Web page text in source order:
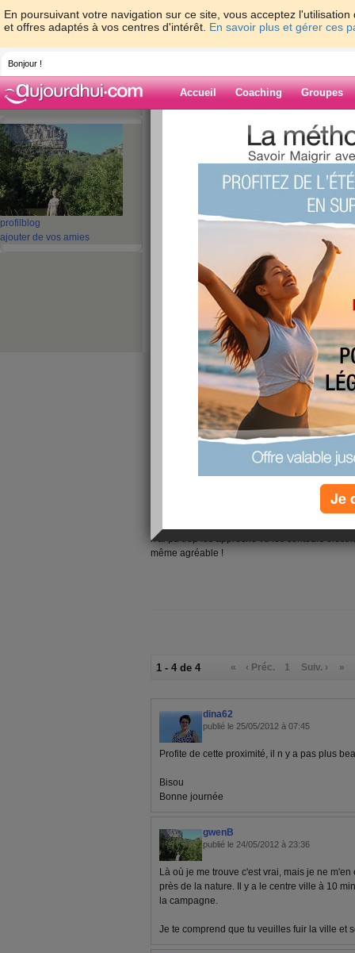
En poursuivant votre navigation sur ce site, vous acceptez
et offres adaptés à vos centres d'intérêt. En savoir plus et gérer ces
Bonjour !
Accueil Coaching Groupes
profil blog
ajouter de vos amies
> > De
Blog de gwenB
De surprise en
n'ai pû trop les approché vu les contours
même agréable !
1 - 4 de 4 « ‹ Préc. 1 Suiv. › »
dina62
publié le 25/05/2012 à 07:45
Profite de cette proximité, il n y a pas plus
Bisou
Bonne journée
gwenB
publié le 24/05/2012 à 23:36
Là où je me trouve c'est vrai, mais je ne
près de la nature. Il y a le centre ville à 10
la campagne.
Je te comprend que tu veuilles fuir la ville et
Je